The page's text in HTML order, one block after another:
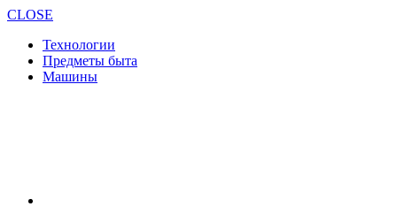
CLOSE
Технологии
Предметы быта
Машины